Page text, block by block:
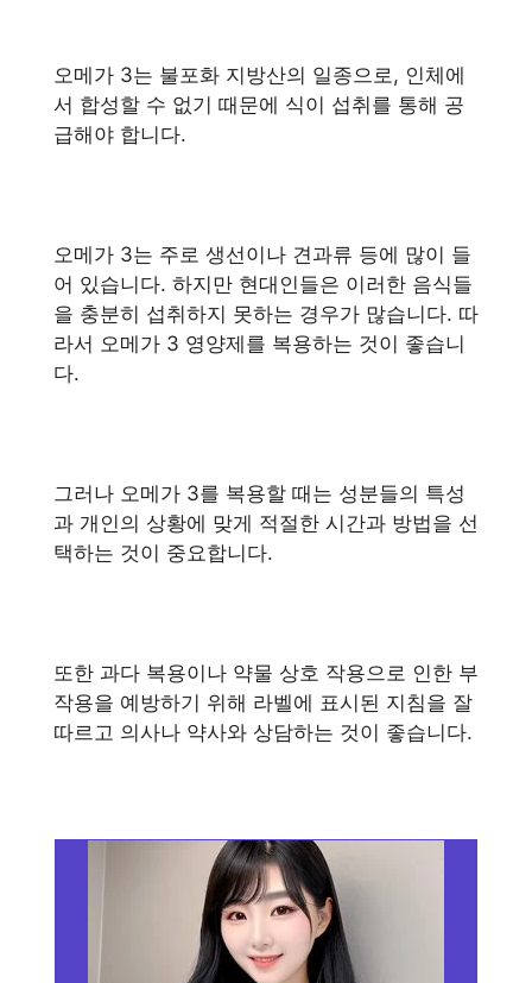
오메가 3는 불포화 지방산의 일종으로, 인체에
서 합성할 수 없기 때문에 식이 섭취를 통해 공
급해야 합니다.
오메가 3는 주로 생선이나 견과류 등에 많이 들
어 있습니다. 하지만 현대인들은 이러한 음식들
을 충분히 섭취하지 못하는 경우가 많습니다. 따
라서 오메가 3 영양제를 복용하는 것이 좋습니
다.
그러나 오메가 3를 복용할 때는 성분들의 특성
과 개인의 상황에 맞게 적절한 시간과 방법을 선
택하는 것이 중요합니다.
또한 과다 복용이나 약물 상호 작용으로 인한 부
작용을 예방하기 위해 라벨에 표시된 지침을 잘
따르고 의사나 약사와 상담하는 것이 좋습니다.